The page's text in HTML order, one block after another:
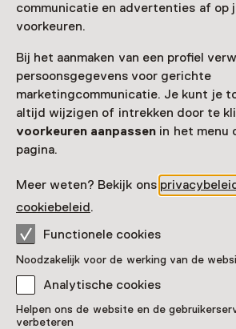
communicatie en advertenties af op
voorkeuren.
Bij het aanmaken van een profiel
persoonsgegevens voor gerichte
marketingcommunicatie. Je kunt je
altijd wijzigen of intrekken door te
voorkeuren aanpassen in het menu
pagina.
Meer weten? Bekijk ons
cookiebeleid.
Functionele cookies
Noodzakelijk voor de werking van de
Analytische cookies
Helpen ons de website en de
verbeteren
Biesbosch
Biesbosch MuseumEiland,